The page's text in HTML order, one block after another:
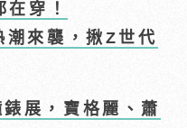
穿！
來襲，揪Z世代
展，寶格麗、蕭